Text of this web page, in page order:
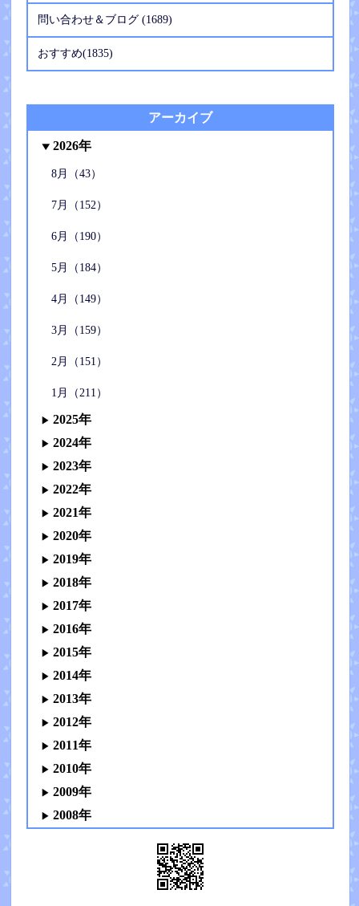
問い合わせ＆ブログ (1689)
おすすめ(1835)
アーカイブ
2026年
8月（43）
7月（152）
6月（190）
5月（184）
4月（149）
3月（159）
2月（151）
1月（211）
2025年
2024年
2023年
2022年
2021年
2020年
2019年
2018年
2017年
2016年
2015年
2014年
2013年
2012年
2011年
2010年
2009年
2008年